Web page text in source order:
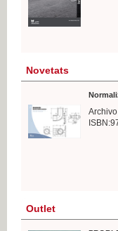
Novetats
Outlet